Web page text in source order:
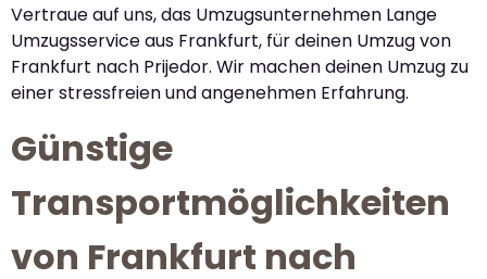
Vertraue auf uns, das Umzugsunternehmen Lange
Umzugsservice aus Frankfurt, für deinen Umzug von
Frankfurt nach Prijedor. Wir machen deinen Umzug zu
einer stressfreien und angenehmen Erfahrung.
Günstige
Transportmöglichkeiten
von Frankfurt nach